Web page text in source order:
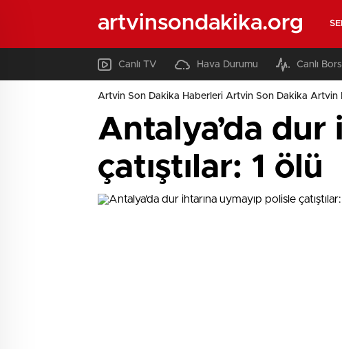
artvinsondakika.org
Canlı TV Hava Durumu Canlı
Artvin Son Dakika Haberleri Artvin Son Dakika Artvin
Antalya’da dur
çatıştılar: 1 ölü